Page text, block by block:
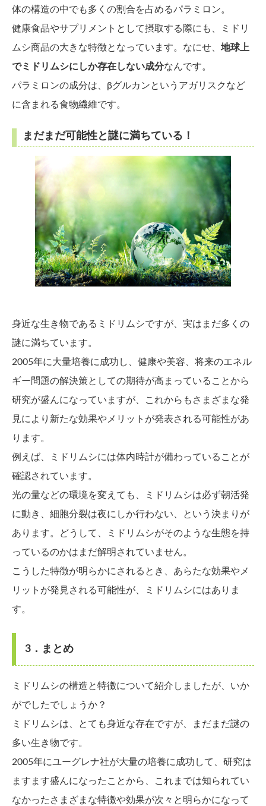
体の構造の中でも多くの割合を占めるパラミロン。
健康食品やサプリメントとして摂取する際にも、ミドリ
ムシ商品の大きな特徴となっています。なにせ、 地球上
でミドリムシにしか存在しない成分なんです。
パラミロンの成分は、βグルカンというアガリスクなど
に含まれる食物繊維です。
まだまだ可能性と謎に満ちている！
身近な生き物であるミドリムシですが、実はまだ多くの
謎に満ちています。
2005年に大量培養に成功し、健康や美容、将来のエネル
ギー問題の解決策としての期待が高まっていることから
研究が盛んになっていますが、これからもさまざまな発
見により新たな効果やメリットが発表される可能性があ
ります。
例えば、ミドリムシには体内時計が備わっていることが
確認されています。
光の量などの環境を変えても、ミドリムシは必ず朝活発
に動き、細胞分裂は夜にしか行わない、という決まりが
あります。どうして、ミドリムシがそのような生態を持
っているのかはまだ解明されていません。
こうした特徴が明らかにされるとき、あらたな効果やメ
リットが発見される可能性が、ミドリムシにはありま
す。
3．まとめ
ミドリムシの構造と特徴について紹介しましたが、いか
がでしたでしょうか？
ミドリムシは、とても身近な存在ですが、まだまだ謎の
多い生き物です。
2005年にユーグレナ社が大量の培養に成功して、研究は
ますます盛んになったことから、これまでは知られてい
なかったさまざまな特徴や効果が次々と明らかになって